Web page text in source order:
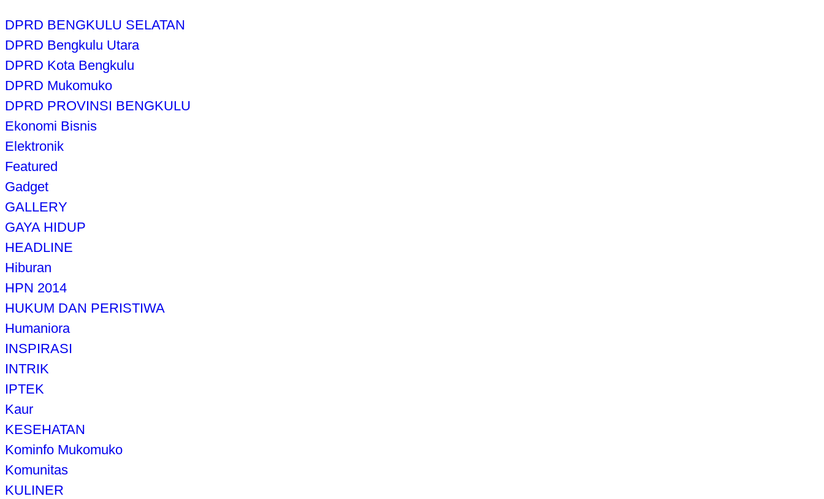
DPRD BENGKULU SELATAN
DPRD Bengkulu Utara
DPRD Kota Bengkulu
DPRD Mukomuko
DPRD PROVINSI BENGKULU
Ekonomi Bisnis
Elektronik
Featured
Gadget
GALLERY
GAYA HIDUP
HEADLINE
Hiburan
HPN 2014
HUKUM DAN PERISTIWA
Humaniora
INSPIRASI
INTRIK
IPTEK
Kaur
KESEHATAN
Kominfo Mukomuko
Komunitas
KULINER